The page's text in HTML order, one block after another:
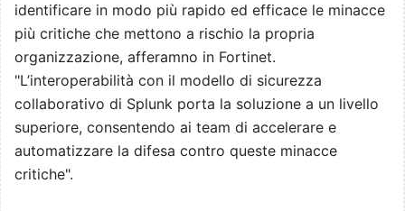
identificare in modo più rapido ed efficace le minacce
più critiche che mettono a rischio la propria
organizzazione, afferamno in Fortinet.
"L’interoperabilità con il modello di sicurezza
collaborativo di Splunk porta la soluzione a un livello
superiore, consentendo ai team di accelerare e
automatizzare la difesa contro queste minacce
critiche".